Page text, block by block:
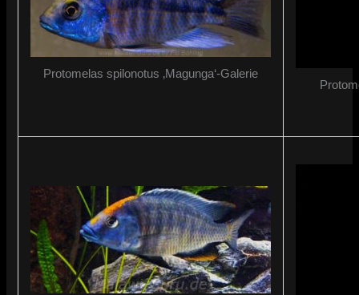
Protomelas spilonotus ‚Magunga‘-Galerie